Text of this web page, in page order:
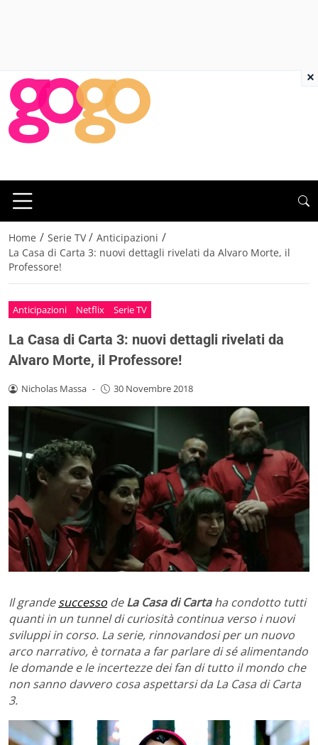
Home / Serie TV / Anticipazioni /
La Casa di Carta 3: nuovi dettagli rivelati da Alvaro Morte, il
Professore!
Anticipazioni Netflix Serie TV
La Casa di Carta 3: nuovi dettagli rivelati da
Alvaro Morte, il Professore!
Nicholas Massa - 30 Novembre 2018
Il grandesuccesso deLa Casa di Cartaha condotto tutti
quanti in un tunnel di curiosità continua verso i nuovi
sviluppi in corso. La serie, rinnovandosi per un nuovo
arco narrativo, è tornata a far parlare di sé alimentando
le domande e le incertezze dei fan di tutto il mondo che
non sanno davvero cosa aspettarsi da La Casa di Carta
3.
×